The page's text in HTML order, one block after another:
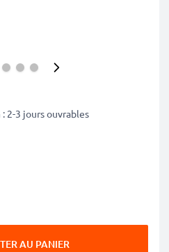
: 2-3 jours ouvrables
AU PANIER